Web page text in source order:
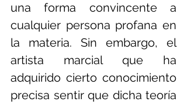
una forma convincente a
cualquier persona profana en
la materia. Sin embargo, el
artista marcial que ha
adquirido cierto conocimiento
precisa sentir que dicha teoría